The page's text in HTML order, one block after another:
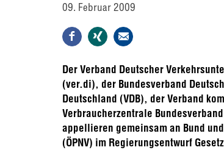
09. Februar 2009
Der Verband Deutscher
(ver.di), der Bundesverband
Deutschland (VDB), der Verband
Verbraucherzentrale
appellieren gemeinsam an Bund
(ÖPNV) im Regierungsentwurf